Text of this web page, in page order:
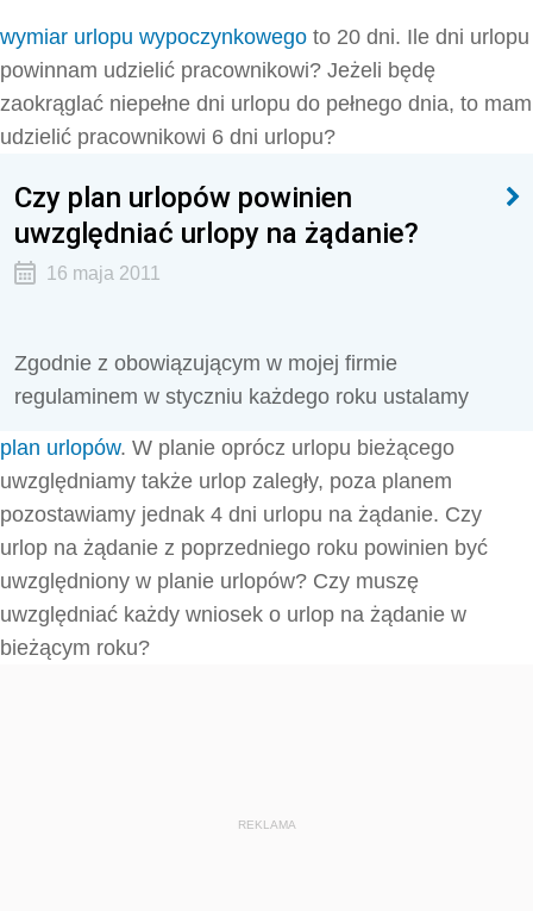
wymiar urlopu wypoczynkowego to 20 dni. Ile dni urlopu
powinnam udzielić pracownikowi? Jeżeli będę
zaokrąglać niepełne dni urlopu do pełnego dnia, to mam
udzielić pracownikowi 6 dni urlopu?
Czy plan urlopów powinien
uwzględniać urlopy na żądanie?
16 maja 2011
Zgodnie z obowiązującym w mojej firmie
regulaminem w styczniu każdego roku ustalamy
plan urlopów. W planie oprócz urlopu bieżącego
uwzględniamy także urlop zaległy, poza planem
pozostawiamy jednak 4 dni urlopu na żądanie. Czy
urlop na żądanie z poprzedniego roku powinien być
uwzględniony w planie urlopów? Czy muszę
uwzględniać każdy wniosek o urlop na żądanie w
bieżącym roku?
REKLAMA